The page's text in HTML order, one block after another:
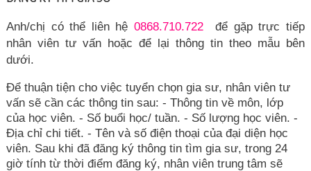
Anh/chị có thể liên hệ 0868.710.722
để gặp trực tiếp
nhân viên tư vấn hoặc để lại thông tin theo mẫu bên
dưới.
Để thuận tiện cho việc tuyển chọn gia sư, nhân viên tư
vấn sẽ cần các thông tin sau: - Thông tin về môn, lớp
của học viên. - Số buổi học/ tuần. - Số lượng học viên. -
Địa chỉ chi tiết. - Tên và số điện thoại của đại diện học
viên. Sau khi đã đăng ký thông tin tìm gia sư, trong 24
giờ tính từ thời điểm đăng ký, nhân viên trung tâm sẽ